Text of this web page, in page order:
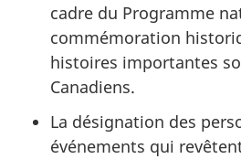
cadre du Programme
commémoration
histoires importantes
Canadiens.
La désignation des
événements qui